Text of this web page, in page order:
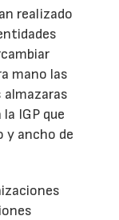
realizado
mano las
almazaras
IGP que
y ancho de